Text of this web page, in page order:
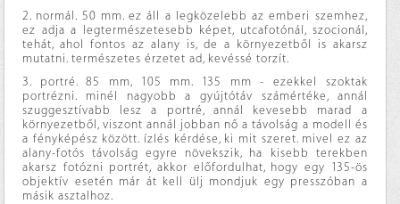
2. normál. 50 mm. ez áll a legközelebb az emberi szemhez,
ez adja a legtermészetesebb képet, utcafotónál, szocionál,
tehát, ahol fontos az alany is, de a környezetből is akarsz
mutatni. természetes érzetet ad, kevéssé torzít.
3. portré. 85 mm, 105 mm. 135 mm - ezekkel szoktak
portrézni. minél nagyobb a gyújtótáv számértéke, annál
szuggesztívabb lesz a portré, annál kevesebb marad a
környezetből, viszont annál jobban nő a távolság a modell és
a fényképész között. ízlés kérdése, ki mit szeret. mivel ez az
alany-fotós távolság egyre növekszik, ha kisebb terekben
akarsz fotózni portrét, akkor előfordulhat, hogy egy 135-ös
objektív esetén már át kell ülj mondjuk egy presszóban a
másik asztalhoz.